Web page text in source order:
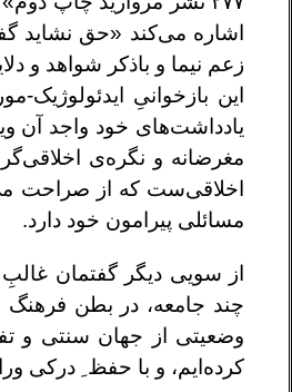
اشاره می‌کند «حق نشاید
زعم نیما و باذکر شواهد و
این بازخوانیِ
یادداشت‌های خود واجد آن
مغرضانه و نگره‌ی
اخلاقی‌ست که از صراحت
مسائلی پیرامون خود دارد.
از سویی دیگر گفتمان
چند جامعه، در بطن
وضعیتی از جهان سنتی و
کرده‌ایم، و با حفظ ِ درکی